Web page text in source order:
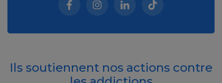
Facebook (nouvelle fenêtre)
Instagram (nouvelle fenêtre)
Linkedin (nouvelle
Tiktok (nouvelle
Ils soutiennent nos actions contre